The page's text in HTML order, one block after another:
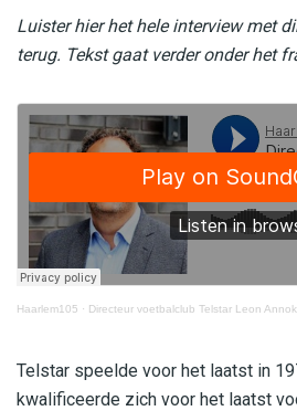
Luister hier het hele interview met
terug. Tekst gaat verder onder het
Haarlem105 · Directeur voetbalclub Telstar Leon
Telstar speelde voor het laatst in
kwalificeerde zich voor het laatst